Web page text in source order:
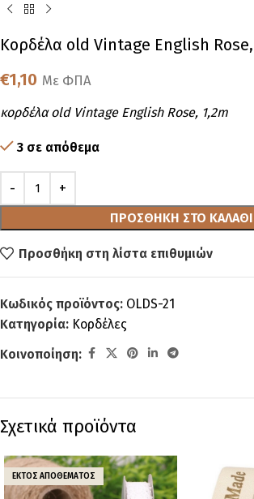
Κορδέλα old Vintage English Rose,
€1,10 Με ΦΠΑ
κορδέλα old Vintage English Rose, 1,2m
3 σε απόθεμα
ΠΡΟΣΘΉΚΗ ΣΤΟ ΚΑΛΆΘΙ
Προσθήκη στη λίστα επιθυμιών
Κωδικός προϊόντος: OLDS-21
Κατηγορία: Κορδέλες
Κοινοποίηση:
Σχετικά προϊόντα
ΕΚΤΌΣ ΑΠΟΘΈΜΑΤΟΣ